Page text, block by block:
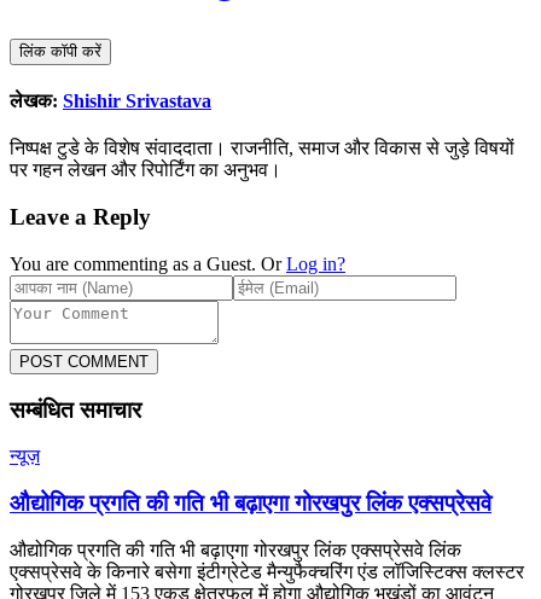
लिंक कॉपी करें
लेखक: Shishir Srivastava
निष्पक्ष टुडे के विशेष संवाददाता। राजनीति, समाज और विकास से जुड़े विषयों
पर गहन लेखन और रिपोर्टिंग का अनुभव।
Leave a Reply
You are commenting as a Guest. Or Log in?
POST COMMENT
सम्बंधित समाचार
न्यूज़
औद्योगिक प्रगति की गति भी बढ़ाएगा गोरखपुर लिंक एक्सप्रेसवे
औद्योगिक प्रगति की गति भी बढ़ाएगा गोरखपुर लिंक एक्सप्रेसवे लिंक
एक्सप्रेसवे के किनारे बसेगा इंटीग्रेटेड मैन्युफैक्चरिंग एंड लॉजिस्टिक्स क्लस्टर
गोरखपुर जिले में 153 एकड़ क्षेत्रफल में होगा औद्योगिक भूखंडों का आवंटन